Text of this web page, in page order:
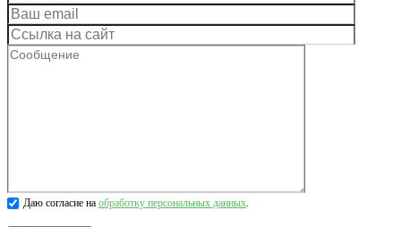
Даю согласие на обработку персональных данных.